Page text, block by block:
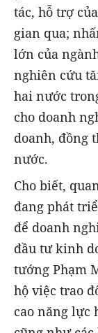
tác, hỗ trợ
gian qua;
lớn của
nghiên cứu
hai nước
cho doanh
doanh, đồng
nước.
Cho biết,
đang phát
để doanh
đầu tư kinh
tướng Phạm
hộ việc trao
cao năng lực